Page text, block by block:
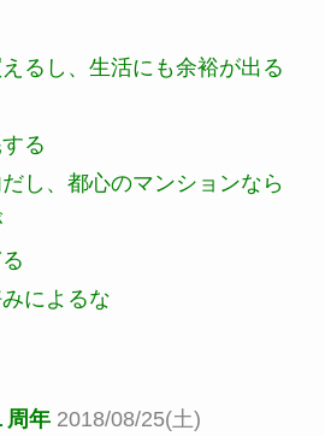
るし、生活にも余裕が出る
る
し、都心のマンションなら
によるな
周年 2018/08/25(土)